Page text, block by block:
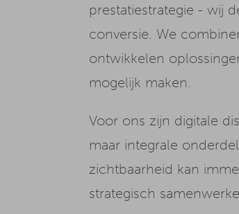
prestatiestrategie - wij
conversie. We
ontwikkelen
mogelijk maken.
Voor ons zijn digitale
maar integrale
zichtbaarheid kan
strategisch